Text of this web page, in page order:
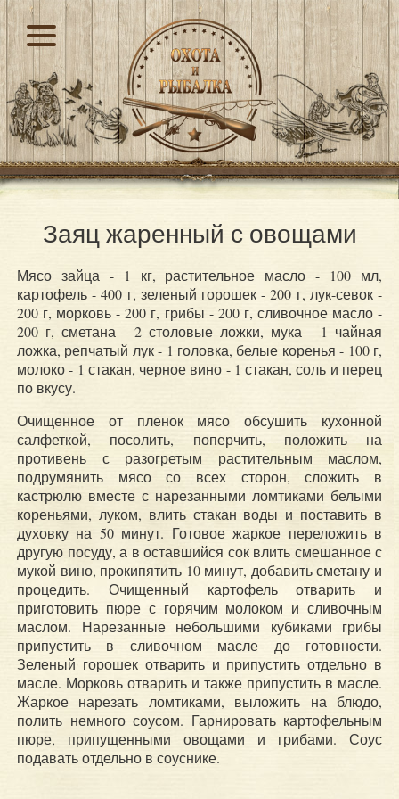
Заяц жаренный с овощами
Мясо зайца - 1 кг, растительное масло - 100 мл,
картофель - 400 г, зеленый горошек - 200 г, лук-севок -
200 г, морковь - 200 г, грибы - 200 г, сливочное масло -
200 г, сметана - 2 столовые ложки, мука - 1 чайная
ложка, репчатый лук - 1 головка, белые коренья - 100 г,
молоко - 1 стакан, черное вино - 1 стакан, соль и перец
по вкусу.
Очищенное от пленок мясо обсушить кухонной
салфеткой, посолить, поперчить, положить на
противень с разогретым растительным маслом,
подрумянить мясо со всех сторон, сложить в
кастрюлю вместе с нарезанными ломтиками белыми
кореньями, луком, влить стакан воды и поставить в
духовку на 50 минут. Готовое жаркое переложить в
другую посуду, а в оставшийся сок влить смешанное с
мукой вино, прокипятить 10 минут, добавить сметану и
процедить. Очищенный картофель отварить и
приготовить пюре с горячим молоком и сливочным
маслом. Нарезанные небольшими кубиками грибы
припустить в сливочном масле до готовности.
Зеленый горошек отварить и припустить отдельно в
масле. Морковь отварить и также припустить в масле.
Жаркое нарезать ломтиками, выложить на блюдо,
полить немного соусом. Гарнировать картофельным
пюре, припущенными овощами и грибами. Соус
подавать отдельно в соуснике.